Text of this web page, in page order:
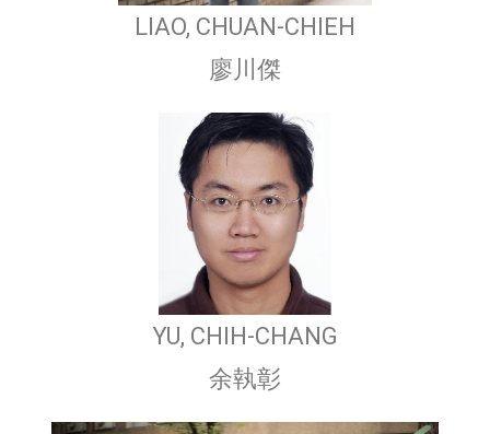
LIAO, CHUAN-CHIEH
廖川傑
YU, CHIH-CHANG
余執彰